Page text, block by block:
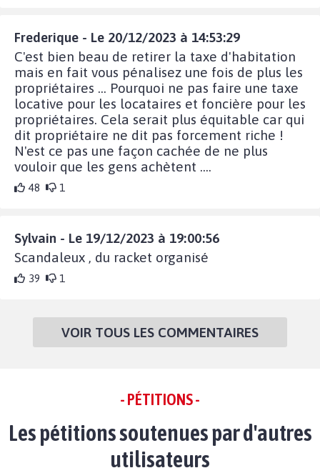
Frederique - Le 20/12/2023 à 14:53:29
C'est bien beau de retirer la taxe d'habitation
mais en fait vous pénalisez une fois de plus les
propriétaires ... Pourquoi ne pas faire une taxe
locative pour les locataires et foncière pour les
propriétaires. Cela serait plus équitable car qui
dit propriétaire ne dit pas forcement riche !
N'est ce pas une façon cachée de ne plus
vouloir que les gens achètent ....
48 1
Sylvain - Le 19/12/2023 à 19:00:56
Scandaleux , du racket organisé
39 1
VOIR TOUS LES COMMENTAIRES
- PÉTITIONS -
Les pétitions soutenues par d'autres
utilisateurs